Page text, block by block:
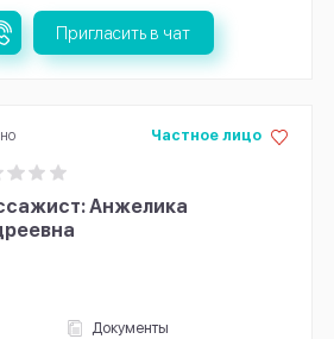
Пригласить в чат
Анжелика
Документы
Частное лицо